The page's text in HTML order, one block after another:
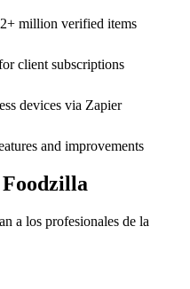
million verified items
client subscriptions
devices via Zapier
and improvements
a los profesionales de la